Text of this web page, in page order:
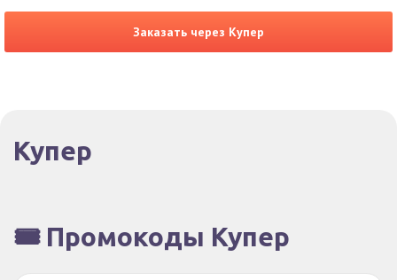
Заказать через Купер
Купер
🎟️ Промокоды Купер